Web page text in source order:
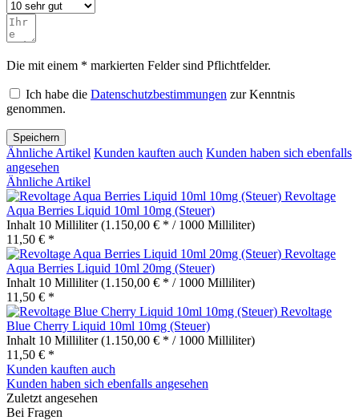
Die mit einem * markierten Felder sind Pflichtfelder.
Ich habe die Datenschutzbestimmungen zur Kenntnis
genommen.
Speichern
Ähnliche Artikel Kunden kauften auch Kunden haben sich ebenfalls
angesehen
Ähnliche Artikel
Revoltage
Aqua Berries Liquid 10ml 10mg (Steuer)
Inhalt 10 Milliliter(1.150,00 € * / 1000 Milliliter)
11,50 € *
Revoltage
Aqua Berries Liquid 10ml 20mg (Steuer)
Inhalt 10 Milliliter(1.150,00 € * / 1000 Milliliter)
11,50 € *
Revoltage
Blue Cherry Liquid 10ml 10mg (Steuer)
Inhalt 10 Milliliter(1.150,00 € * / 1000 Milliliter)
11,50 € *
Kunden kauften auch
Kunden haben sich ebenfalls angesehen
Zuletzt angesehen
Bei Fragen